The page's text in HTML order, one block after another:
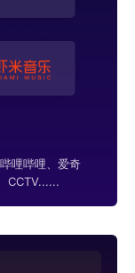
哩哔哩、爱奇
CCTV......